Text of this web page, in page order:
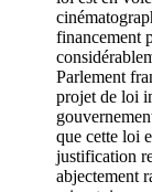
financement
Parlement
projet de loi
que cette loi
justification
abjectement